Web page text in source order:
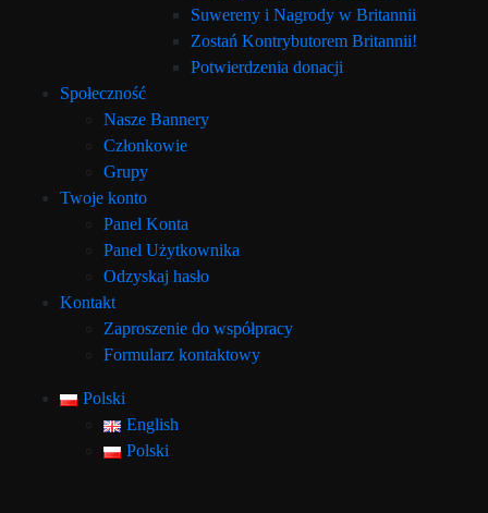
Suwereny i Nagrody w Britannii
Zostań Kontrybutorem Britannii!
Potwierdzenia donacji
Społeczność
Nasze Bannery
Członkowie
Grupy
Twoje konto
Panel Konta
Panel Użytkownika
Odzyskaj hasło
Kontakt
Zaproszenie do współpracy
Formularz kontaktowy
Polski
English
Polski